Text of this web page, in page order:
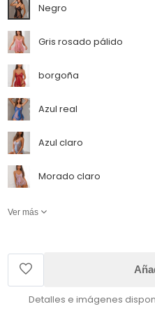
Negro
Gris rosado pálido
borgoña
Azul real
Azul claro
Morado claro
Ver más
Detalles e imágenes